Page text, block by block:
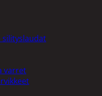
silityslaudat
varret